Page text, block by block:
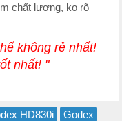
chất lượng, ko rõ
không rẻ nhất!
nhất! "
HD830i
Godex